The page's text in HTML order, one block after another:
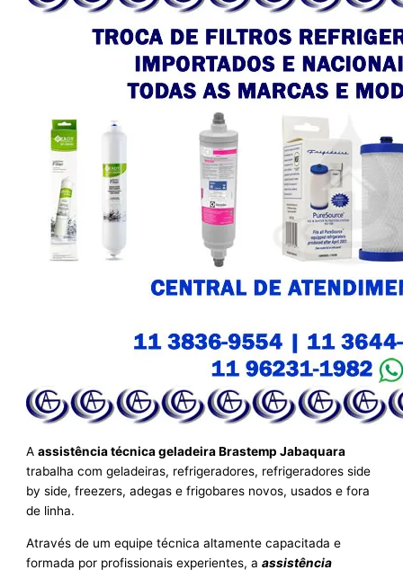
Aassistência técnica geladeira Brastemp Jabaquara
trabalha com geladeiras, refrigeradores, refrigeradores side
by side, freezers, adegas e frigobares novos, usados e fora
de linha.
Através de um equipe técnica altamente capacitada e
formada por profissionais experientes, aassistência